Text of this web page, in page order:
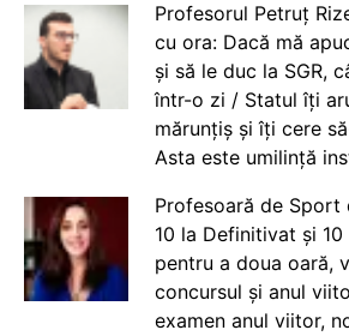
Profesorul Petruț
cu ora: Dacă mă
și să le duc la SGR,
într-o zi / Statul îți
mărunțiș și îți cere
Asta este umilință
Profesoară de Sport
10 la Definitivat și
pentru a doua oară,
concursul și anul
examen anul viitor,